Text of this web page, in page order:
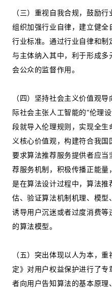
（三）重视自我合规，鼓励
组织加强行业自律，建立健
行业标准。通过行业自律和
与主体纳入其中，利于形成
会公众的监督作用。
（四）坚持社会主义价值观
际社会主张人工智能的“伦理
段就导入伦理规则，实现全
义核心价值观，构建符合我国
要求算法推荐服务提供者应
荐服务机制，积极传播正能
是在算法设计过程中，算法
估、验证算法机制机理、模
诱导用户沉迷或者过度消费
的算法模型。
（五）突出体现以人为本，
定》对用户权益保护进行了
者向用户告知算法的基本原理